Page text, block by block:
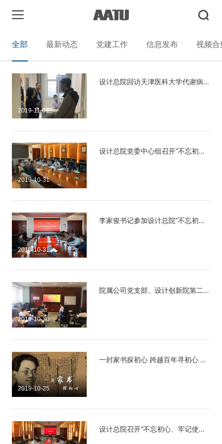
全部 最新动态 党建工作 信息发布 视频合
2019-11-04
设计总院回访天津医科大学代谢病医院
2019-10-31
设计总院党委中心组召开“不忘初心、牢记使命”主题教育调研成果交流会
2019-10-31
李家俊书记参加设计总院“不忘初心、牢记使命”主题教育座谈会
2019-10-30
院属公司党支部、设计创新院第二党支部举办“不忘初心、牢记使命,做合格共产党员”专题党课
2019-10-25
一封家书探初心 跨越百年寻初心 ——职能一支部与浦昌党支部联合举行主题参观学习活动
设计总院召开“不忘初心、牢记使命”主题教育调研集中座谈会